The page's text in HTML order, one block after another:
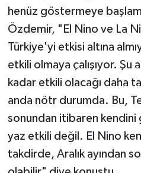
henüz göstermeye
Özdemir, "El Nino ve La
Türkiye'yi etkisi altına
etkili olmaya çalışıyor. Şu
kadar etkili olacağı daha
anda nötr durumda. Bu,
sonundan itibaren
yaz etkili değil. El Nino
takdirde, Aralık ayından